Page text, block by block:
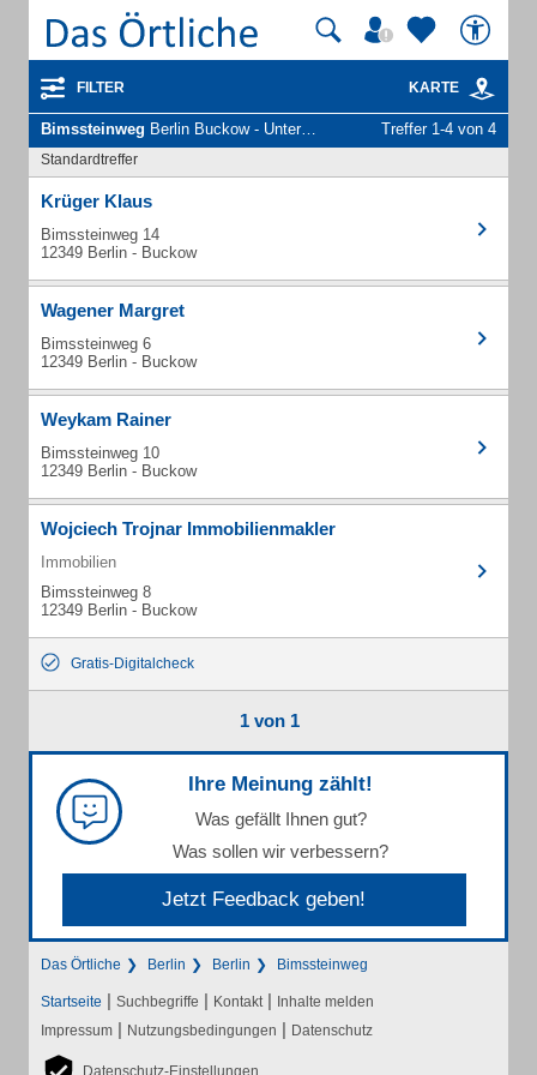
FILTER KARTE
Bimssteinweg Berlin Buckow - Unternehmen und Personen Treffer 1-4 von 4
Standardtreffer
Krüger Klaus
Bimssteinweg 14
12349 Berlin - Buckow
Wagener Margret
Bimssteinweg 6
12349 Berlin - Buckow
Weykam Rainer
Bimssteinweg 10
12349 Berlin - Buckow
Wojciech Trojnar Immobilienmakler
Immobilien
Bimssteinweg 8
12349 Berlin - Buckow
Gratis-Digitalcheck
1 von 1
Ihre Meinung zählt!
Was gefällt Ihnen gut?
Was sollen wir verbessern?
Jetzt Feedback geben!
Das Örtliche Berlin Berlin Bimssteinweg
Startseite | Suchbegriffe | Kontakt | Inhalte melden
Impressum | Nutzungsbedingungen | Datenschutz
Datenschutz-Einstellungen